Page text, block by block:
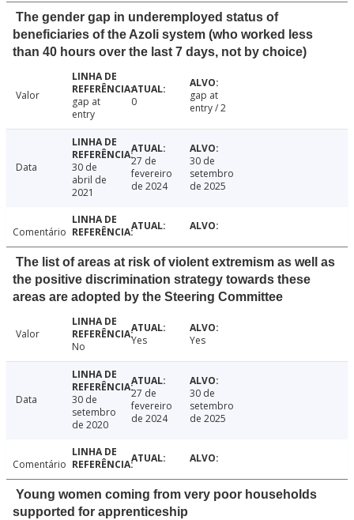
The gender gap in underemployed status of
beneficiaries of the Azoli system (who worked less
than 40 hours over the last 7 days, not by choice)
Valor
gap at
entry
0
gap at
entry / 2
Data
30 de
abril de
2021
27 de
fevereiro
de 2024
30 de
setembro
de 2025
Comentário
The list of areas at risk of violent extremism as well as
the positive discrimination strategy towards these
areas are adopted by the Steering Committee
Valor
No
Yes Yes
Data
30 de
setembro
de 2020
27 de
fevereiro
de 2024
30 de
setembro
de 2025
Comentário
Young women coming from very poor households
supported for apprenticeship